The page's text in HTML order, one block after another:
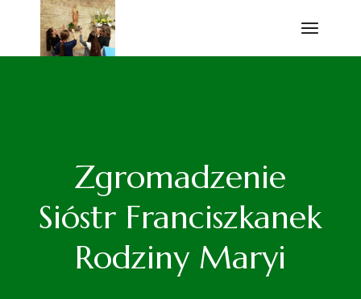
Przejdź
Zgromadzenie
Sióstr Franciszkanek
Rodziny Maryi